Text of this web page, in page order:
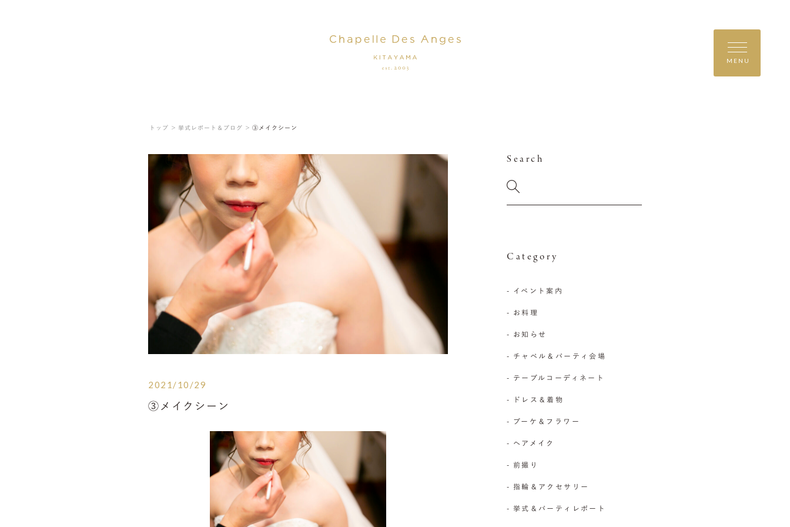
MENU
トップ ＞ 挙式レポート＆ブログ ＞ ③メイクシーン
2021/10/29
③メイクシーン
Search
Category
- イベント案内
- お料理
- お知らせ
- チャペル＆パーティ会場
- テーブルコーディネート
- ドレス＆着物
- ブーケ＆フラワー
- ヘアメイク
- 前撮り
- 指輪＆アクセサリー
- 挙式＆パーティレポート